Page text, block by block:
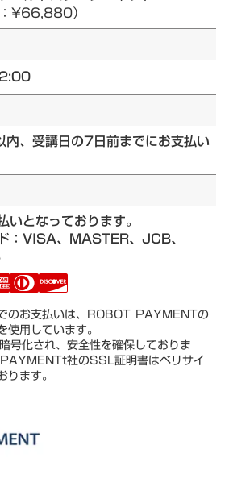
¥66,880）
、受講日の7日前までにお支払い
となっております。
：VISA、MASTER、JCB、
のお支払いは、ROBOT PAYMENTの
用しています。
号化され、安全性を確保しておりま
社のSSL証明書はベリサイ
ます。